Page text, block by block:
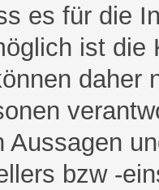
es für die
ist die
daher
Aussagen
bzw -